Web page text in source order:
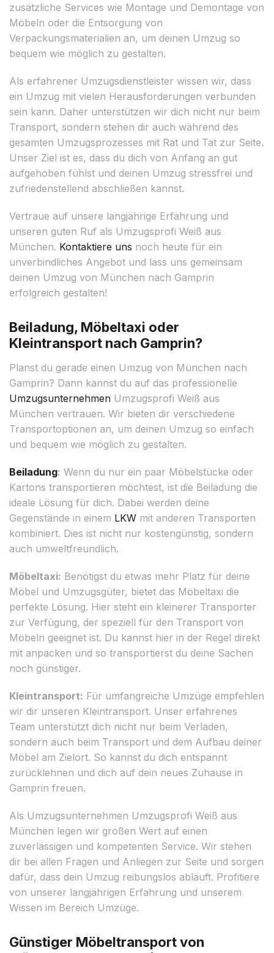
zusätzliche Services wie Montage und Demontage von
Möbeln oder die Entsorgung von
Verpackungsmaterialien an, um deinen Umzug so
bequem wie möglich zu gestalten.
Als erfahrener Umzugsdienstleister wissen wir, dass
ein Umzug mit vielen Herausforderungen verbunden
sein kann. Daher unterstützen wir dich nicht nur beim
Transport, sondern stehen dir auch während des
gesamten Umzugsprozesses mit Rat und Tat zur Seite.
Unser Ziel ist es, dass du dich von Anfang an gut
aufgehoben fühlst und deinen Umzug stressfrei und
zufriedenstellend abschließen kannst.
Vertraue auf unsere langjährige Erfahrung und
unseren guten Ruf als Umzugsprofi Weiß aus
München. Kontaktiere uns noch heute für ein
unverbindliches Angebot und lass uns gemeinsam
deinen Umzug von München nach Gamprin
erfolgreich gestalten!
Beiladung, Möbeltaxi oder
Kleintransport nach Gamprin?
Planst du gerade einen Umzug von München nach
Gamprin? Dann kannst du auf das professionelle
Umzugsunternehmen Umzugsprofi Weiß aus
München vertrauen. Wir bieten dir verschiedene
Transportoptionen an, um deinen Umzug so einfach
und bequem wie möglich zu gestalten.
Beiladung: Wenn du nur ein paar Möbelstücke oder
Kartons transportieren möchtest, ist die Beiladung die
ideale Lösung für dich. Dabei werden deine
Gegenstände in einem LKW mit anderen Transporten
kombiniert. Dies ist nicht nur kostengünstig, sondern
auch umweltfreundlich.
Möbeltaxi: Benötigst du etwas mehr Platz für deine
Möbel und Umzugsgüter, bietet das Möbeltaxi die
perfekte Lösung. Hier steht ein kleinerer Transporter
zur Verfügung, der speziell für den Transport von
Möbeln geeignet ist. Du kannst hier in der Regel direkt
mit anpacken und so transportierst du deine Sachen
noch günstiger.
Kleintransport: Für umfangreiche Umzüge empfehlen
wir dir unseren Kleintransport. Unser erfahrenes
Team unterstützt dich nicht nur beim Verladen,
sondern auch beim Transport und dem Aufbau deiner
Möbel am Zielort. So kannst du dich entspannt
zurücklehnen und dich auf dein neues Zuhause in
Gamprin freuen.
Als Umzugsunternehmen Umzugsprofi Weiß aus
München legen wir großen Wert auf einen
zuverlässigen und kompetenten Service. Wir stehen
dir bei allen Fragen und Anliegen zur Seite und sorgen
dafür, dass dein Umzug reibungslos abläuft. Profitiere
von unserer langjährigen Erfahrung und unserem
Wissen im Bereich Umzüge.
Günstiger Möbeltransport von